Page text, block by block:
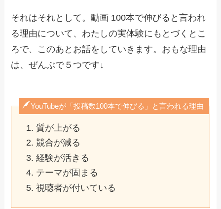
それはそれとして。動画 100本で伸びると言われ
る理由について、わたしの実体験にもとづくとこ
ろで、このあとお話をしていきます。おもな理由
は、ぜんぶで５つです↓
YouTubeが「投稿数100本で伸びる」と言われる理由
質が上がる
競合が減る
経験が活きる
テーマが固まる
視聴者が付いている